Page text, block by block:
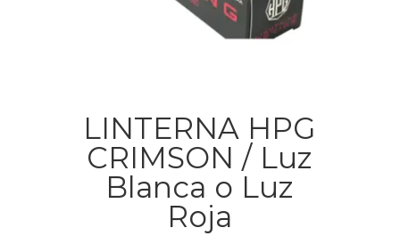
LINTERNA HPG
CRIMSON / Luz
Blanca o Luz
Roja